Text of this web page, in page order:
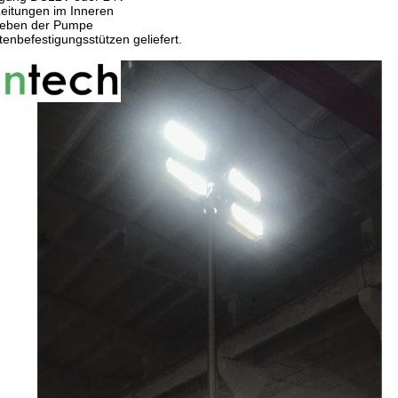
im Inneren
der Pumpe
geliefert.